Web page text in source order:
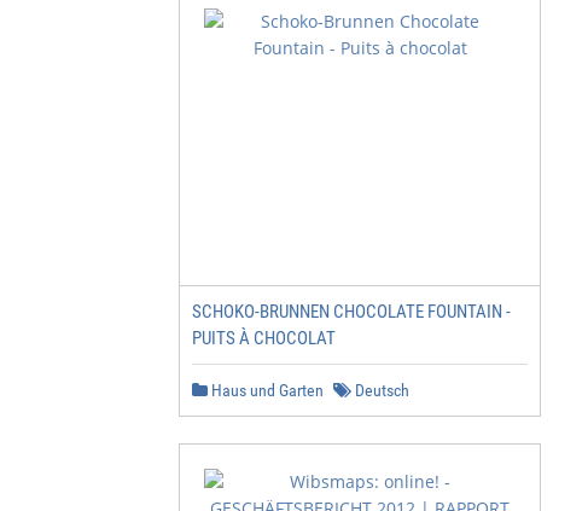
SCHOKO-BRUNNEN CHOCOLATE FOUNTAIN -
PUITS À CHOCOLAT
Haus und Garten Deutsch